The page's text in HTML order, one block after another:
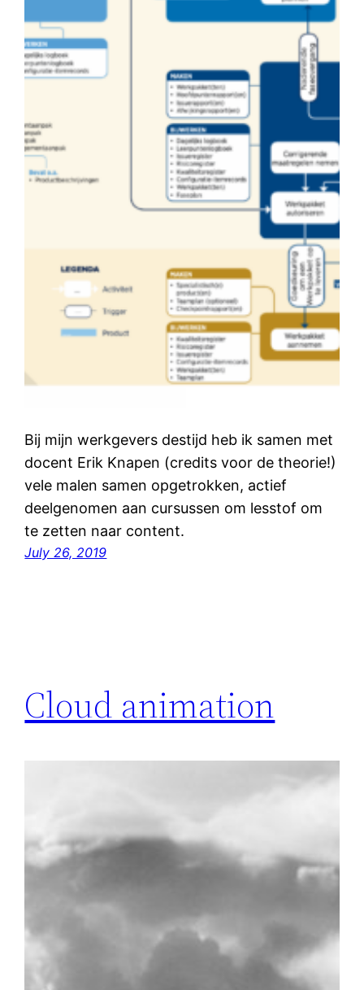
Bij mijn werkgevers destijd heb ik samen met
docent Erik Knapen (credits voor de theorie!)
vele malen samen opgetrokken, actief
deelgenomen aan cursussen om lesstof om
te zetten naar content.
July 26, 2019
Cloud animation